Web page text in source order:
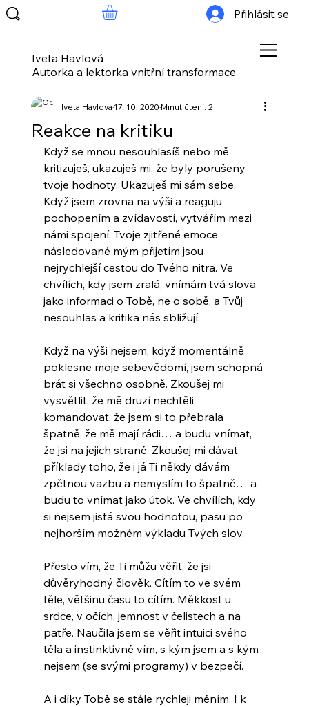
Iveta Havlová
Autorka a lektorka vnitřní transformace
Přihlásit se
Reakce na kritiku
Iveta Havlová17. 10. 2020Minut čtení: 2
Když se mnou nesouhlasíš nebo mě
kritizuješ, ukazuješ mi, že byly porušeny
tvoje hodnoty. Ukazuješ mi sám sebe.
Když jsem zrovna na výši a reaguju
pochopením a zvídavostí, vytvářím mezi
námi spojení. Tvoje zjitřené emoce
následované mým přijetím jsou
nejrychlejší cestou do Tvého nitra. Ve
chvílích, kdy jsem zralá, vnímám tvá slova
jako informaci o Tobě, ne o sobě, a Tvůj
nesouhlas a kritika nás sbližují.
Když na výši nejsem, když momentálně
poklesne moje sebevědomí, jsem schopná
brát si všechno osobně. Zkoušej mi
vysvětlit, že mě druzí nechtěli
komandovat, že jsem si to přebrala
špatně, že mě mají rádi… a budu vnímat,
že jsi na jejich straně. Zkoušej mi dávat
příklady toho, že i já Ti někdy dávám
zpětnou vazbu a nemyslím to špatně… a
budu to vnímat jako útok. Ve chvílích, kdy
si nejsem jistá svou hodnotou, pasu po
nejhorším možném výkladu Tvých slov.
Přesto vím, že Ti můžu věřit, že jsi
důvěryhodný člověk. Cítím to ve svém
těle, většinu času to cítím. Měkkost u
srdce, v očích, jemnost v čelistech a na
patře. Naučila jsem se věřit intuici svého
těla a instinktivně vím, s kým jsem a s kým
nejsem (se svými programy) v bezpečí.
A i díky Tobě se stále rychleji měním. I k